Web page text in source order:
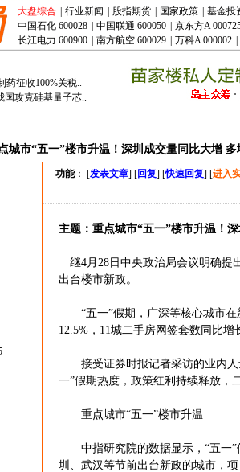
大盘综合 行业新闻 股指期货 国家政策
基金投
中国石化 600028
中国联通 600050
京东方A
长江电力 600900
南方航空 600029 万科A 000002
药征收100%关税..
国攻克硅基量子芯..
城市“五一”楼市升温！深圳成交量同比大增
功能： [发表文章] [回复] [快速回复] [进入
主题：重点城市“五一”楼市升温！
继4月28日中央政治局会议明确提
出台楼市新政。
“五一”假期，广深等核心城市在
12.5%，11城二手房网签套数同比
接受证券时报记者采访的业内人
一”假期热度，政策红利持续释放，
重点城市“五一”楼市升温
中指研究院的数据显示，“五一”
圳、武汉等节前出台新政的城市，